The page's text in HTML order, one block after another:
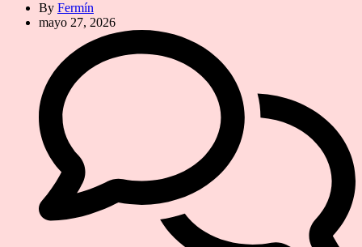
By Fermín
mayo 27, 2026